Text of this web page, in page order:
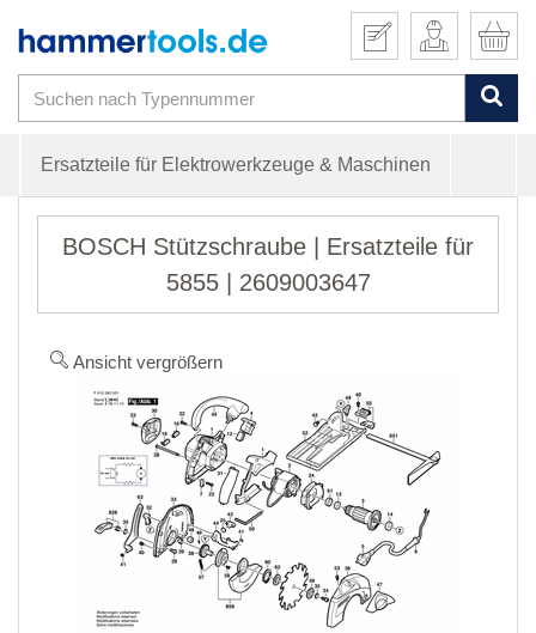
Ersatzteile für Elektrowerkzeuge & Maschinen
BOSCH Stützschraube | Ersatzteile für
5855 | 2609003647
Ansicht vergrößern